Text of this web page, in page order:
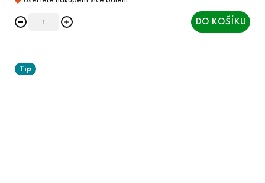
DO KOŠÍKU
Tip